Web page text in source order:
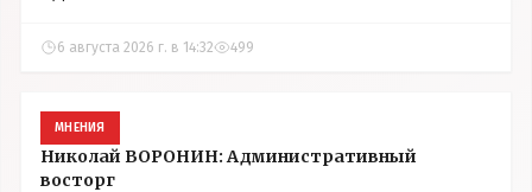
6 августа 2026 г. в 14:32 499
МНЕНИЯ
Николай ВОРОНИН: Административный
восторг